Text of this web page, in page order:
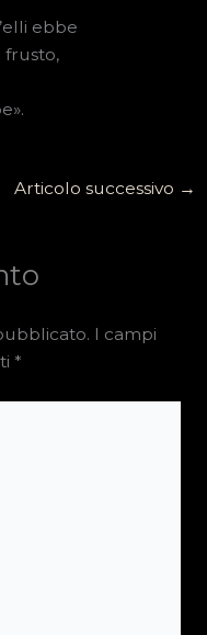
ebbe
frusto,
Articolo successivo →
I campi
*